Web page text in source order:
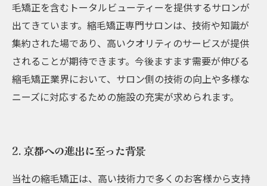
毛矯正を含むトータルビューティーを提供するサロンが
出てきています。縮毛矯正専門サロンは、技術や知識が
集約された場であり、高いクオリティのサービスが提供
されることが期待できます。今後ますます需要が伸びる
縮毛矯正業界において、サロン側の技術の向上や多様な
ニーズに対応するための施設の充実が求められます。
2. 京都への進出に至った背景
当社の縮毛矯正は、高い技術力で多くのお客様から支持